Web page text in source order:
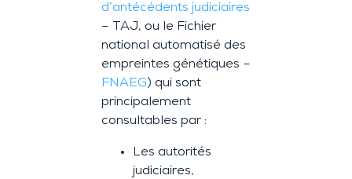
d’antécédents judiciaires
– TAJ, ou le Fichier
national automatisé des
empreintes génétiques –
FNAEG) qui sont
principalement
consultables par :
Les autorités
judiciaires,